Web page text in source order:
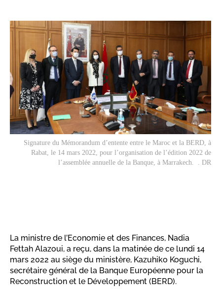
Signature du Mémorandum d’entente entre le Maroc et la BERD, à
Rabat, le 14 mars 2022, pour l’organisation de l’édition 2022 de
l’assemblée annuelle de la Banque, à Marrakech. . DR
La ministre de l’Economie et des Finances, Nadia
Fettah Alazoui, a reçu, dans la matinée de ce lundi 14
mars 2022 au siège du ministère, Kazuhiko Koguchi,
secrétaire général de la Banque Européenne pour la
Reconstruction et le Développement (BERD).